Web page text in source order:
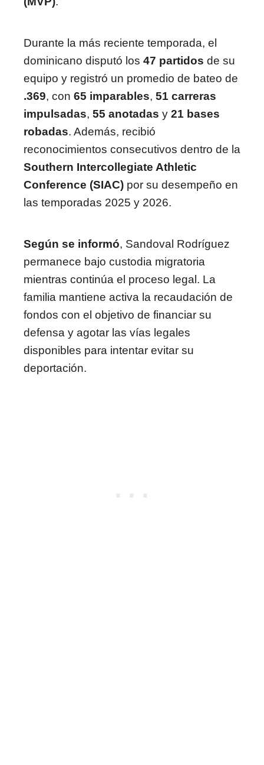
Durante la más reciente temporada, el
dominicano disputó los 47 partidos de su
equipo y registró un promedio de bateo de
.369, con 65 imparables, 51 carreras
impulsadas, 55 anotadas y 21 bases
robadas. Además, recibió
reconocimientos consecutivos dentro de la
Southern Intercollegiate Athletic
Conference (SIAC) por su desempeño en
las temporadas 2025 y 2026.
Según se informó, Sandoval Rodríguez
permanece bajo custodia migratoria
mientras continúa el proceso legal. La
familia mantiene activa la recaudación de
fondos con el objetivo de financiar su
defensa y agotar las vías legales
disponibles para intentar evitar su
deportación.